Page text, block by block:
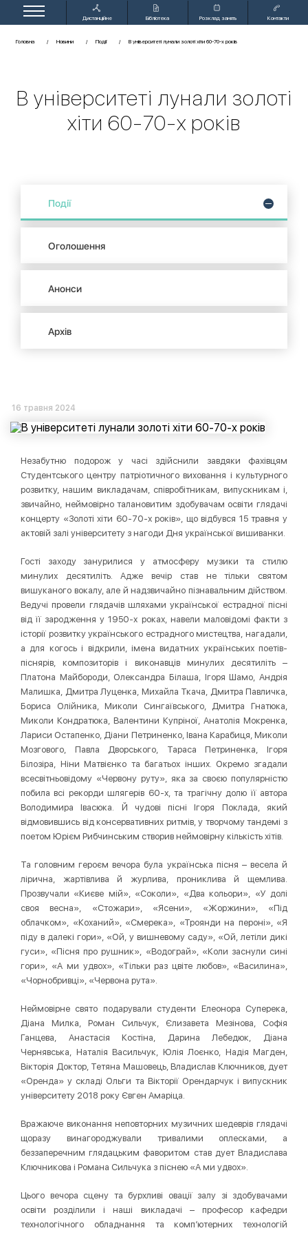
Дистанційне
Бібліотека Розклад занять Контакти
Головна Новини Події В університеті лунали золоті хіти 60-70-х років
В університеті лунали золоті
хіти 60-70-х років
Події
Оголошення
Анонси
Архів
16 травня 2024
Незабутню подорож у часі здійснили завдяки фахівцям
Студентського центру патріотичного виховання і культурного
розвитку, нашим викладачам, співробітникам, випускникам і,
звичайно, неймовірно талановитим здобувачам освіти глядачі
концерту «Золоті хіти 60-70-х років», що відбувся 15 травня у
актовій залі університету з нагоди Дня української вишиванки.
Гості заходу занурилися у атмосферу музики та стилю
минулих десятиліть. Адже вечір став не тільки святом
вишуканого вокалу, але й надзвичайно пізнавальним дійством.
Ведучі провели глядачів шляхами української естрадної пісні
від її зародження у 1950-х роках, навели маловідомі факти з
історії розвитку українського естрадного мистецтва, нагадали,
а для когось і відкрили, імена видатних українських поетів-
піснярів, композиторів і виконавців минулих десятиліть –
Платона Майбороди, Олександра Білаша, Ігоря Шамо, Андрія
Малишка, Дмитра Луценка, Михайла Ткача, Дмитра Павличка,
Бориса Олійника, Миколи Сингаївського, Дмитра Гнатюка,
Миколи Кондратюка, Валентини Купріної, Анатолія Мокренка,
Лариси Остапенко, Діани Петриненко, Івана Карабиця, Миколи
Мозгового, Павла Дворського, Тараса Петриненка, Ігоря
Білозіра, Ніни Матвієнко та багатьох інших. Окремо згадали
всесвітньовідому «Червону руту», яка за своєю популярністю
побила всі рекорди шлягерів 60-х, та трагічну долю її автора
Володимира Івасюка. Й чудові пісні Ігоря Поклада, який
відмовившись від консервативних ритмів, у творчому тандемі з
поетом Юрієм Рибчинським створив неймовірну кількість хітів.
Та головним героєм вечора була українська пісня – весела й
лірична, жартівлива й журлива, прониклива й щемлива.
Прозвучали «Києве мій», «Соколи», «Два кольори», «У долi
своя весна», «Стожари», «Ясени», «Жоржини», «Під
облачком», «Коханий», «Смерека», «Троянди на пероні», «Я
піду в далекі гори», «Ой, у вишневому саду», «Ой, летіли дикі
гуси», «Пісня про рушник», «Водограй», «Коли заснули сині
гори», «А ми удвох», «Тільки раз цвіте любов», «Василина»,
«Чорнобривці», «Червона рута».
Неймовірне свято подарували студенти Елеонора Суперека,
Діана Милка, Роман Сильчук, Єлизавета Мезінова, Софія
Ганцева, Анастасія Костіна, Дарина Лебедюк, Діана
Чернявська, Наталія Васильчук, Юлія Лоєнко, Надія Магден,
Вікторія Доктор, Тетяна Машовець, Владислав Ключников, дует
«Оренда» у складі Ольги та Вікторії Орендарчук і випускник
університету 2018 року Євген Амаріца.
Вражаюче виконання неповторних музичних шедеврів глядачі
щоразу винагороджували тривалими оплесками, а
беззаперечним глядацьким фаворитом став дует Владислава
Ключникова і Романа Сильчука з піснею «А ми удвох».
Цього вечора сцену та бурхливі овації залу зі здобувачами
освіти розділили і наші викладачі – професор кафедри
технологічного обладнання та комп’ютерних технологій